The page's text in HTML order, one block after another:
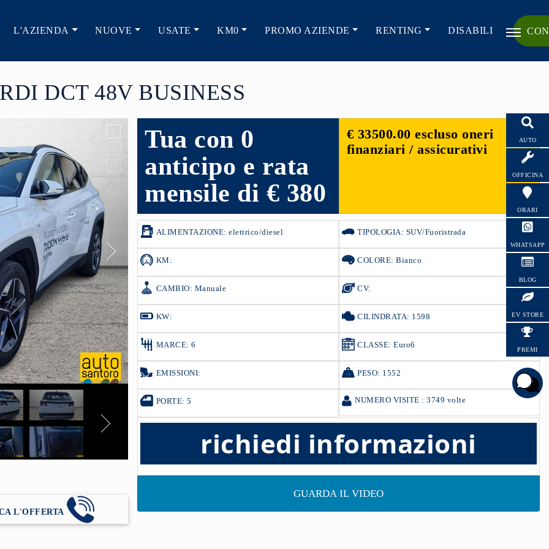
L'AZIENDA NUOVE USATE KM0 PROMO AZIENDE RENTING DISABILI
AUTO
OFFICINA
ORARI
WHATSAPP
BLOG
HYUNDAI
EV STORE
PREMI
DCT 48V BUSINESS
L'OFFERTA
Tua con 0
anticipo e rata
mensile di € 380
€ 33500.00 escluso oneri
finanziari / assicurativi
ALIMENTAZIONE: elettrico/diesel TIPOLOGIA: SUV/Fuoristrada
KM: COLORE: Bianco
CAMBIO: Manuale CV:
KW: CILINDRATA: 1598
MARCE: 6 CLASSE: Euro6
EMISSIONI: PESO: 1552
PORTE: 5 NUMERO VISITE : 3749 volte
richiedi informazioni
GUARDA IL VIDEO